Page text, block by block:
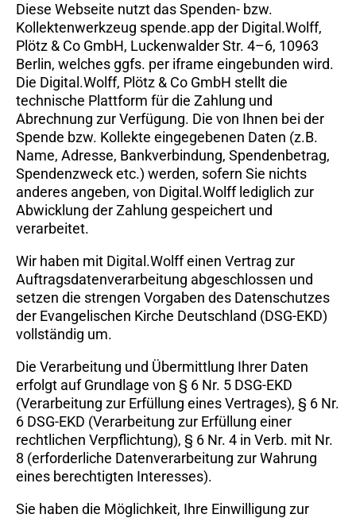
Diese Webseite nutzt das Spenden- bzw.
Kollektenwerkzeug spende.app der Digital.Wolff,
Plötz & Co GmbH, Luckenwalder Str. 4–6, 10963
Berlin, welches ggfs. per iframe eingebunden wird.
Die Digital.Wolff, Plötz & Co GmbH stellt die
technische Plattform für die Zahlung und
Abrechnung zur Verfügung. Die von Ihnen bei der
Spende bzw. Kollekte eingegebenen Daten (z.B.
Name, Adresse, Bankverbindung, Spendenbetrag,
Spendenzweck etc.) werden, sofern Sie nichts
anderes angeben, von Digital.Wolff lediglich zur
Abwicklung der Zahlung gespeichert und
verarbeitet.
Wir haben mit Digital.Wolff einen Vertrag zur
Auftragsdatenverarbeitung abgeschlossen und
setzen die strengen Vorgaben des Datenschutzes
der Evangelischen Kirche Deutschland (DSG-EKD)
vollständig um.
Die Verarbeitung und Übermittlung Ihrer Daten
erfolgt auf Grundlage von § 6 Nr. 5 DSG-EKD
(Verarbeitung zur Erfüllung eines Vertrages), § 6 Nr.
6 DSG-EKD (Verarbeitung zur Erfüllung einer
rechtlichen Verpflichtung), § 6 Nr. 4 in Verb. mit Nr.
8 (erforderliche Datenverarbeitung zur Wahrung
eines berechtigten Interesses).
Sie haben die Möglichkeit, Ihre Einwilligung zur